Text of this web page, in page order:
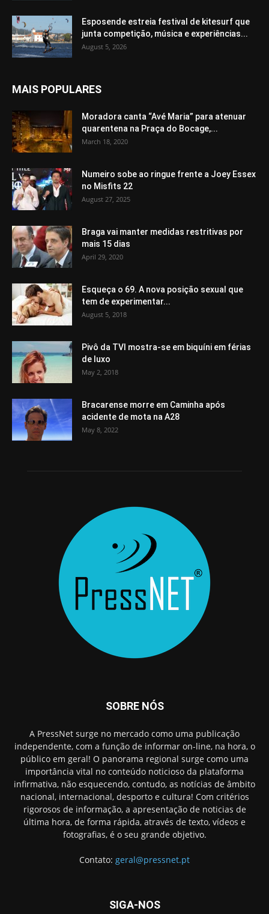
Esposende estreia festival de kitesurf que
junta competição, música e experiências...
August 5, 2026
MAIS POPULARES
Moradora canta “Avé Maria” para atenuar
quarentena na Praça do Bocage,...
March 18, 2020
Numeiro sobe ao ringue frente a Joey Essex
no Misfits 22
August 27, 2025
Braga vai manter medidas restritivas por
mais 15 dias
April 29, 2020
Esqueça o 69. A nova posição sexual que
tem de experimentar...
August 5, 2018
Pivô da TVI mostra-se em biquíni em férias
de luxo
May 2, 2018
Bracarense morre em Caminha após
acidente de mota na A28
May 8, 2022
SOBRE NÓS
A PressNet surge no mercado como uma publicação
independente, com a função de informar on-line, na hora, o
público em geral! O panorama regional surge como uma
importância vital no conteúdo noticioso da plataforma
infirmativa, não esquecendo, contudo, as notícias de âmbito
nacional, internacional, desporto e cultura! Com critérios
rigorosos de informação, a apresentação de noticias de
última hora, de forma rápida, através de texto, vídeos e
fotografias, é o seu grande objetivo.
Contato: geral@pressnet.pt
SIGA-NOS